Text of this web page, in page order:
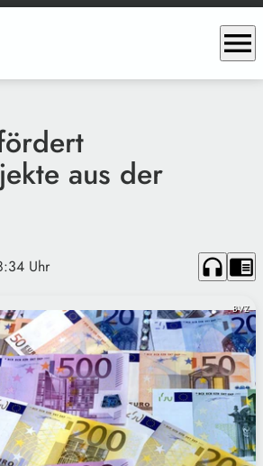
menu
aus der
Uhr headphones chrome_reader_mode
BVZ